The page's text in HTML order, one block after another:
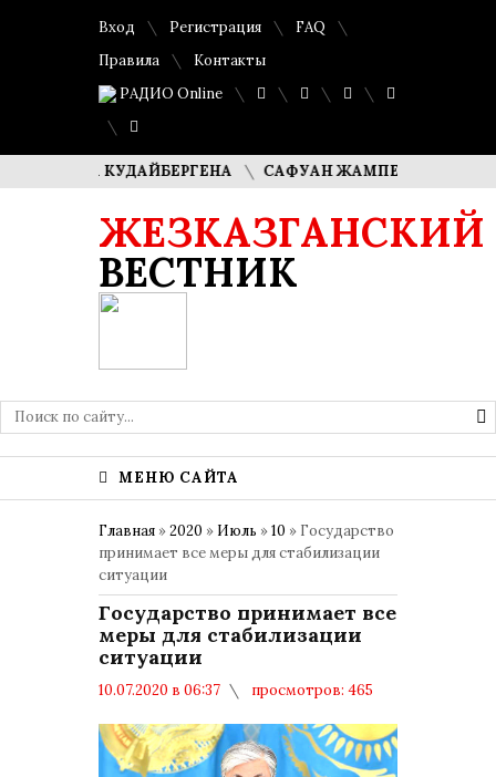
Вход Регистрация
FAQ
Правила
Контакты
РАДИО Online
КУДАЙБЕРГЕНА САФУАН ЖАМПЕИСОВ: «МЫ
ЖЕЗКАЗГАНСКИЙ
ВЕСТНИК
МЕНЮ САЙТА
Главная »2020 » Июль »10 » Государство
принимает все меры для стабилизации
ситуации
Государство принимает все
меры для стабилизации
ситуации
10.07.2020 в 06:37
просмотров: 465